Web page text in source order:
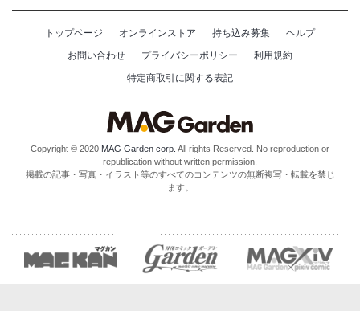
トップページ オンラインストア 持ち込み募集
ヘルプ
お問い合わせ
プライバシーポリシー
利用規約
特定商取引に関する表記
Copyright © 2020 MAG Garden corp. All rights Reserved. No reproduction or
republication without written permission.
掲載の記事・写真・イラスト等のすべてのコンテンツの無断複写・転載を禁じ
ます。